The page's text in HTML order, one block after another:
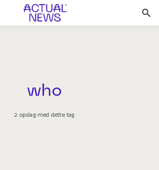
who
2 opslag med dette tag